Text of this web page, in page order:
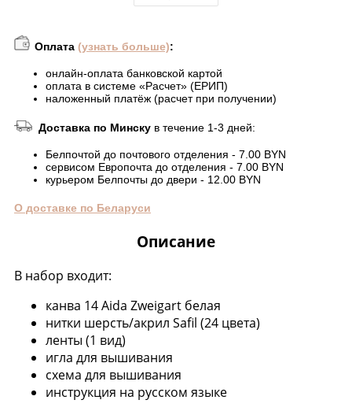
Оплата (узнать больше):
онлайн-оплата банковской картой
оплата в системе «Расчет» (ЕРИП)
наложенный платёж (расчет при получении)
Доставка по Минску в течение 1-3 дней:
Белпочтой до почтового отделения - 7.00 BYN
сервисом Европочта до отделения - 7.00 BYN
курьером Белпочты до двери - 12.00 BYN
О доставке по Беларуси
Описание
В набор входит:
канва 14 Aida Zweigart белая
нитки шерсть/акрил Safil (24 цвета)
ленты (1 вид)
игла для вышивания
схема для вышивания
инструкция на русском языке